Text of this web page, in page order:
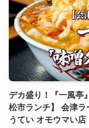
デカ盛り！『一風亭
松市ランチ】 会津
うてい オモウマい店